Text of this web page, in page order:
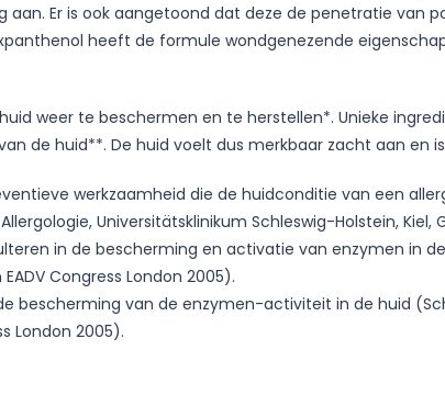
Er is ook aangetoond dat deze de penetratie van
heeft de formule wondgenezende
weer te beschermen en te herstellen*. Unieke
de huid**. De huid voelt dus merkbaar zacht aan en
werkzaamheid die de huidconditie van een
Universitätsklinikum Schleswig-Holstein, Kiel,
in de bescherming en activatie van enzymen in de
EADV Congress London 2005).
van de enzymen-activiteit in de huid
London 2005).